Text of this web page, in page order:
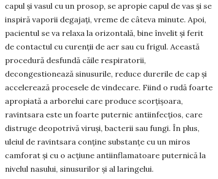
capul și vasul cu un prosop, se apropie capul de vas și se
inspiră vaporii degajați, vreme de câteva minute. Apoi,
pacientul se va relaxa la ori­zontală, bine învelit și ferit
de contactul cu cu­ren­ții de aer sau cu frigul. Această
procedură des­fundă căile respiratorii,
decongestionează sinusu­rile, reduce durerile de cap şi
accelerează procesele de vindecare. Fiind o rudă foarte
apropiată a ar­borelui care produce scorțișoara,
ravintsara este un foarte puternic antiinfecțios, care
distruge deopo­trivă viruși, bacterii sau fungi. În plus,
uleiul de ravintsara conține substanțe cu un miros
camforat și cu o acțiune antiinflamatoare puternică la
nive­lul nasului, sinusurilor și al laringelui.